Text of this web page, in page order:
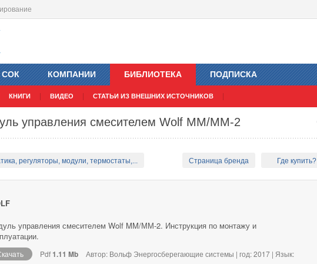
СОК КОМПАНИИ БИБЛИОТЕКА
КНИГИ ВИДЕО СТАТЬИ ИЗ ВНЕШНИХ ИСТОЧНИКОВ
ПОДПИСКА
управления смесителем Wolf MM/ММ-2
регуляторы, модули, термостаты,... Страница бренда Где купить?
управления смесителем Wolf MM/ММ-2. Инструкция по монтажу и
Pdf1.11 Mb Автор: Вольф Энергосберегающие системы | год: 2017 | Язык: